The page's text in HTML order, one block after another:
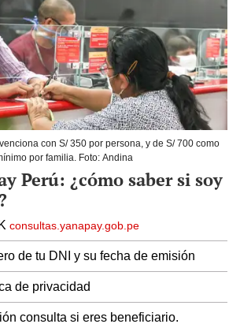
con S/ 350 por persona, y de S/ 700 como
por familia. Foto: Andina
Perú: ¿cómo saber si soy
consultas.yanapay.gob.pe
de tu DNI y su fecha de emisión
de privacidad
consulta si eres beneficiario.